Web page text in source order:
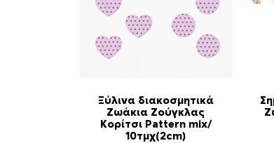
Ξύλινα διακοσμητικά
Ζωάκια Ζούγκλας
Κορίτσι Pattern mix/
10τμχ(2cm)